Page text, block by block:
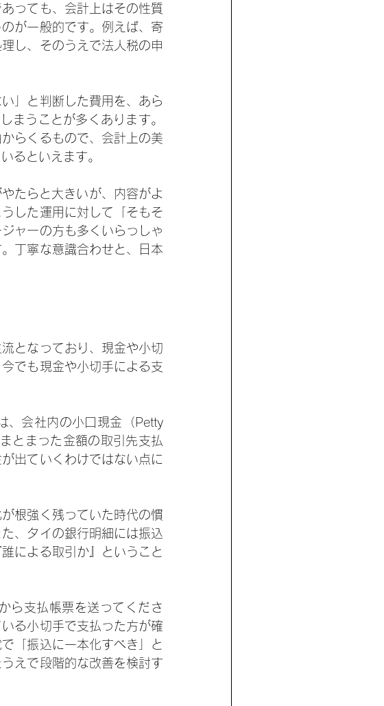
っても、会計上はその性質
が一般的です。例えば、寄
し、そのうえで法人税の申
」と判断した費用を、あら
まうことが多くあります。
らくるもので、会計上の美
るといえます。
たらと大きいが、内容がよ
した運用に対して「そもそ
ャーの方も多くいらっしゃ
丁寧な意識合わせと、日本
となっており、現金や小切
でも現金や小切手による支
、会社内の小口現金（Petty
とまった金額の取引先支払
出ていくわけではない点に
根強く残っていた時代の慣
、タイの銀行明細には振込
による取引か』ということ
ら支払帳票を送ってくださ
る小切手で支払った方が確
「振込に一本化すべき」と
えで段階的な改善を検討す